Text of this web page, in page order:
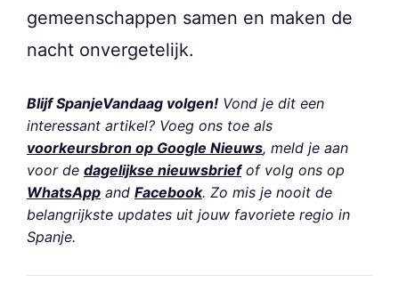
gemeenschappen samen en maken de
nacht onvergetelijk.
Blijf SpanjeVandaag volgen! Vond je dit een
interessant artikel? Voeg ons toe als
voorkeursbron op Google Nieuws, meld je aan
voor de dagelijkse nieuwsbriefof volg ons op
WhatsApp and Facebook. Zo mis je nooit de
belangrijkste updates uit jouw favoriete regio in
Spanje.